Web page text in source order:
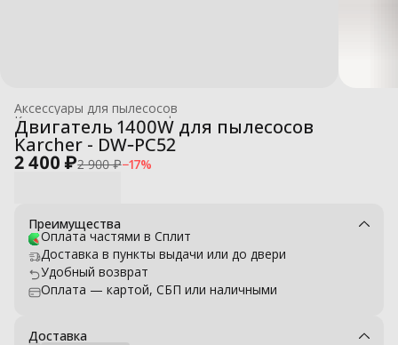
Аксессуары для пылесосов
Комплектующие для профессиональных моек высокого
Главная
Двигатель 1400W для пылесосов
Karcher - DW‑PC52
2 400 ₽2 900 ₽−17%
Преимущества
Оплата частями в Сплит
Доставка в пункты выдачи или до двери
Удобный возврат
Оплата — картой, СБП или наличными
Доставка